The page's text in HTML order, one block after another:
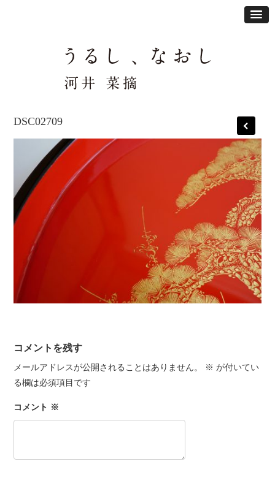
DSC02709
コメントを残す
メールアドレスが公開されることはありません。 ※ が付いてい
る欄は必須項目です
コメント ※